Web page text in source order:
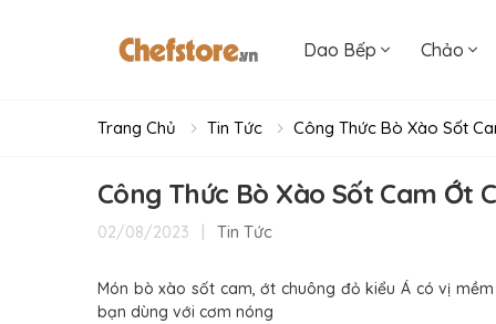
Dao Bếp Chảo
Trang Chủ Tin Tức Công Thức Bò Xào Sốt
Công Thức Bò Xào Sốt Cam Ớt
02/08/2023 | Tin Tức
Món bò xào sốt cam, ớt chuông đỏ kiểu Á có vị
bạn dùng với cơm nóng